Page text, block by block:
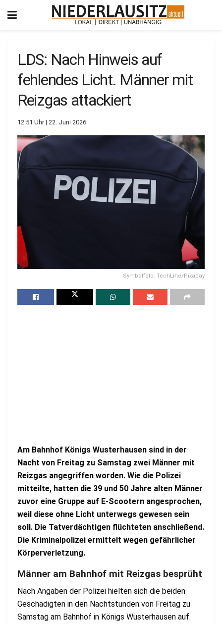
LDS: Nach Hinweis auf
fehlendes Licht. Männer mit
Reizgas attackiert
12:51 Uhr | 22. Juni 2026
Symbolfoto: TechLine/Pixabay
Am Bahnhof Königs Wusterhausen sind in der
Nacht von Freitag zu Samstag zwei Männer mit
Reizgas angegriffen worden. Wie die Polizei
mitteilte, hatten die 39 und 50 Jahre alten Männer
zuvor eine Gruppe auf E-Scootern angesprochen,
weil diese ohne Licht unterwegs gewesen sein
soll. Die Tatverdächtigen flüchteten anschließend.
Die Kriminalpolizei ermittelt wegen gefährlicher
Körperverletzung.
Männer am Bahnhof mit Reizgas besprüht
Nach Angaben der Polizei hielten sich die beiden
Geschädigten in den Nachtstunden von Freitag zu
Samstag am Bahnhof in Königs Wusterhausen auf.